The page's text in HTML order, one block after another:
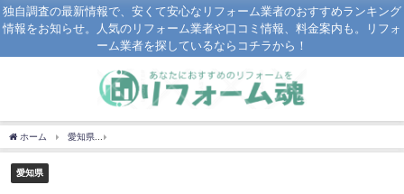
独自調査の最新情報で、安くて安心なリフォーム業者のおすすめランキング
情報をお知らせ。人気のリフォーム業者や口コミ情報、料金案内も。リフォ
ーム業者を探しているならコチラから！
ホーム 愛知県
愛知県